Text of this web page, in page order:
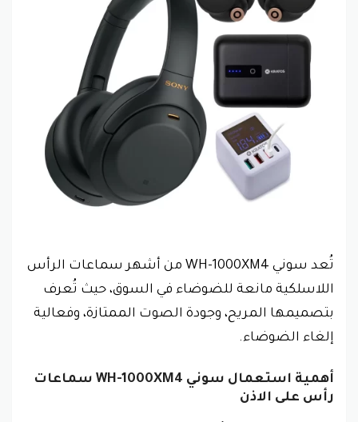
تُعد سوني WH-1000XM4 من أشهر سماعات الرأس
اللاسلكية مانعة للضوضاء في السوق، حيث تُعرف
بتصميمها المريح، وجودة الصوت الممتازة، وفعالية
إلغاء الضوضاء.
أهمية استعمال سوني WH‎-‎1000‎XM4 سماعات
رأس على الاذن